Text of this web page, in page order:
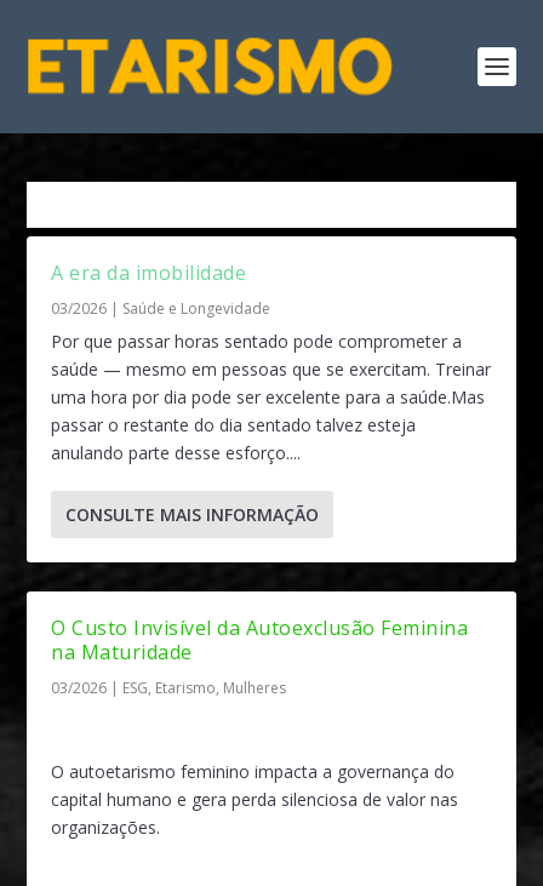
A era da imobilidade
03/2026 | Saúde e Longevidade
Por que passar horas sentado pode comprometer a
saúde — mesmo em pessoas que se exercitam. Treinar
uma hora por dia pode ser excelente para a saúde.Mas
passar o restante do dia sentado talvez esteja
anulando parte desse esforço....
CONSULTE MAIS INFORMAÇÃO
O Custo Invisível da Autoexclusão Feminina
na Maturidade
03/2026 | ESG, Etarismo, Mulheres
O autoetarismo feminino impacta a governança do
capital humano e gera perda silenciosa de valor nas
organizações.